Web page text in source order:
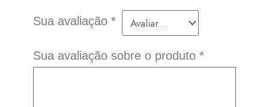
Sua avaliação *
Sua avaliação sobre o produto *